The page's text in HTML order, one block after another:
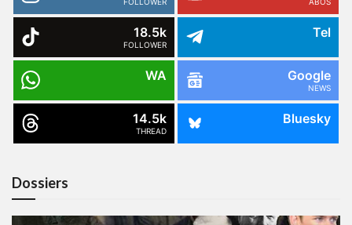
18.5k
FOLLOWER
Tel
WA Google
NEWS
14.5k
THREAD
Bluesky
Dossiers